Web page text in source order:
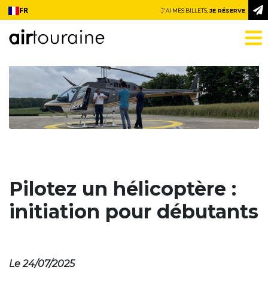
Aller au contenu
FR J'AI MES BILLETS,JE RÉSERVE
Pilotez un hélicoptère :
initiation pour débutants
Le 24/07/2025